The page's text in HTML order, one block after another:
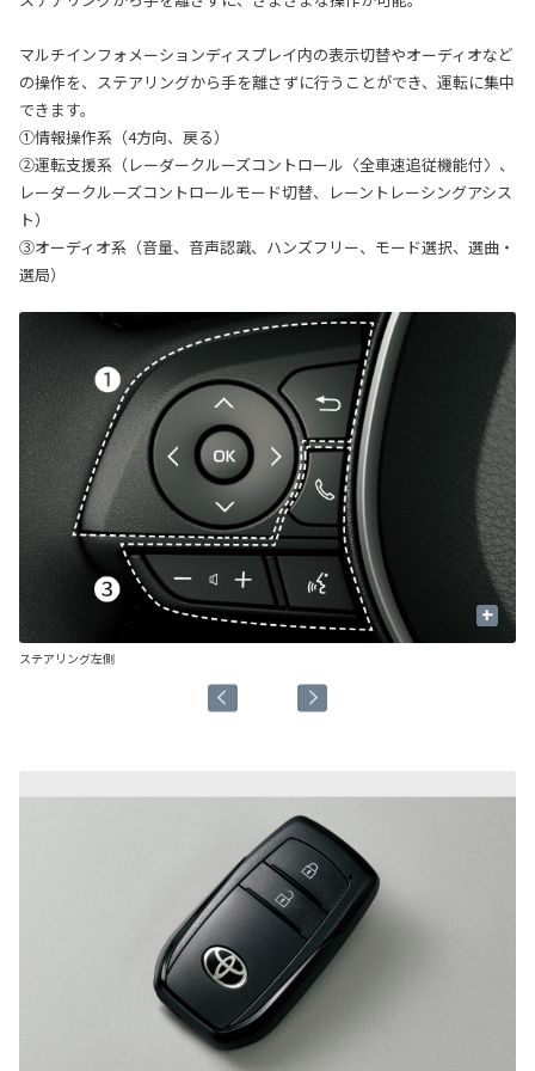
マルチインフォメーションディスプレイ内の表示切替やオーディオなど
の操作を、ステアリングから手を離さずに行うことができ、運転に集中
できます。
①情報操作系（4方向、戻る）
②運転支援系（レーダークルーズコントロール〈全車速追従機能付〉、
レーダークルーズコントロールモード切替、レーントレーシングアシス
ト）
③オーディオ系（音量、音声認識、ハンズフリー、モード選択、選曲・
選局）
+
ステアリング左側